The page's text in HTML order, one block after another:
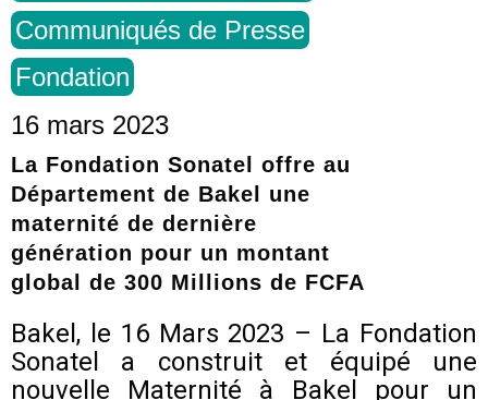
Communiqués de Presse
Fondation
16 mars 2023
La Fondation Sonatel offre au
Département de Bakel une
maternité de dernière
génération pour un montant
global de 300 Millions de FCFA
Bakel, le 16 Mars 2023 – La Fondation
Sonatel a construit et équipé une
nouvelle Maternité à Bakel pour un